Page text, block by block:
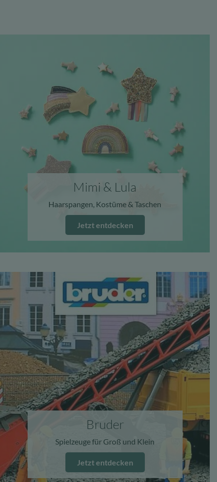
Mimi & Lula
Haarspangen, Kostüme & Taschen
Jetzt entdecken
Bruder
Spielzeuge für Groß und Klein
Jetzt entdecken